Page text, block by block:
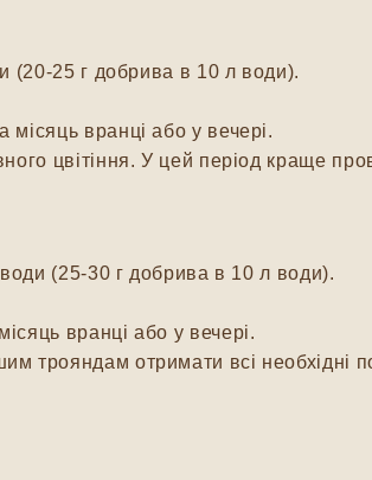
(20-25 г добрива в 10 л води).
вранці або у вечері.
цвітіння. У цей період краще
(25-30 г добрива в 10 л води).
вранці або у вечері.
трояндам отримати всі необхідні